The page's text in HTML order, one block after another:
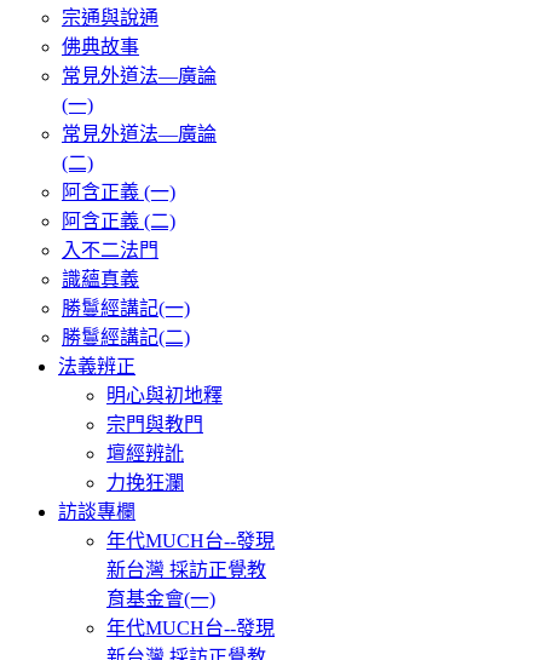
宗通與說通
佛典故事
常見外道法—廣論
(一)
常見外道法—廣論
(二)
阿含正義 (一)
阿含正義 (二)
入不二法門
識蘊真義
勝鬘經講記(一)
勝鬘經講記(二)
法義辨正
明心與初地釋
宗門與教門
壇經辨訛
力挽狂瀾
訪談專欄
年代MUCH台--發現
新台灣 採訪正覺教
育基金會(一)
年代MUCH台--發現